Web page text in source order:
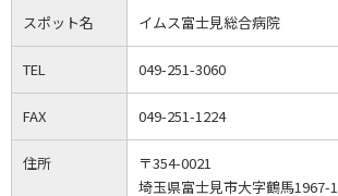
スポット名 イムス富士見総合病院
TEL 049-251-3060
FAX 049-251-1224
住所
〒354-0021
埼玉県富士見市大字鶴馬1967-1